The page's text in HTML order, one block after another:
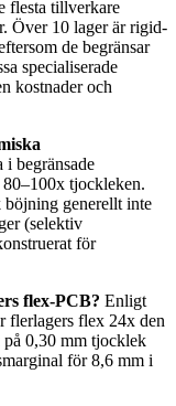
flesta tillverkare
Över 10 lager är rigid-
de begränsar
specialiserade
kostnader och
i begränsade
tjockleken.
böjning generellt inte
(selektiv
för
flex-PCB? Enligt
flerlagers flex 24x den
0,30 mm tjocklek
för 8,6 mm i